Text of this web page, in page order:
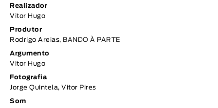
Realizador
Vitor Hugo
Produtor
Rodrigo Areias, BANDO À PARTE
Argumento
Vitor Hugo
Fotografia
Jorge Quintela, Vitor Pires
Som